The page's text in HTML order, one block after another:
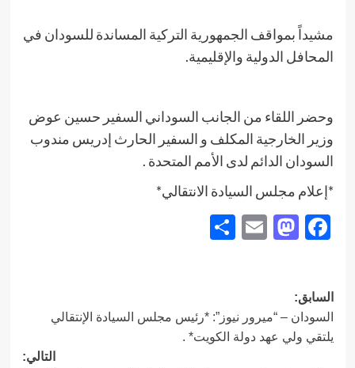
مشيداً بمواقف الجمهورية التركية المساندة للسودان في
المحافل الدولية والإقليمية.
وحضر اللقاء من الجانب السوداني السفير حسين عوض
وزير الخارجية المكلف و السفير الحارث إدريس مندوب
السودان الدائم لدى الأمم المتحدة .
*إعلام مجلس السيادة الانتقالي*
Facebook
Mastodon
Email
تصفّح
المقالات
السابق:
السودان – “ميرور نيوز”: *رئيس مجلس السيادة الإنتقالي
يلتقي ولي عهد دولة الكويت* .
التالي: